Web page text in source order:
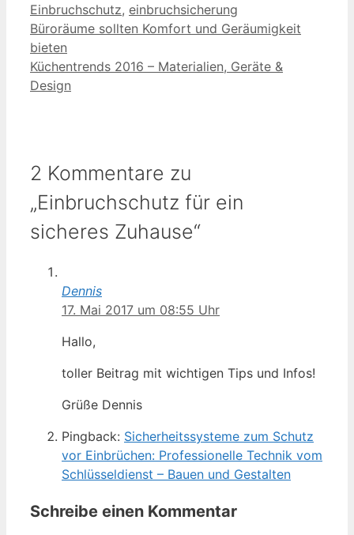
Einbruchschutz, einbruchsicherung
Büroräume sollten Komfort und Geräumigkeit
bieten
Küchentrends 2016 – Materialien, Geräte &
Design
2 Kommentare zu
„Einbruchschutz für ein
sicheres Zuhause“
Dennis
17. Mai 2017 um 08:55 Uhr
Hallo,
toller Beitrag mit wichtigen Tips und Infos!
Grüße Dennis
Pingback: Sicherheitssysteme zum Schutz
vor Einbrüchen: Professionelle Technik vom
Schlüsseldienst – Bauen und Gestalten
Schreibe einen Kommentar